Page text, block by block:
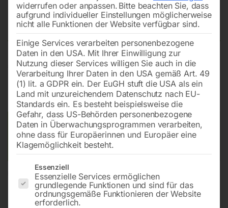
Winkelverbinder W-ST 4 mm
5,40
inkl. MwSt. zzgl.Versandkosten
Lieferzeit:ca. 2 - 3 Tage
Versandkosten Standard (Österreich):€10,00
Bitte beachten Sie: Die Versandkosten gelten für Österreich.
Andere Länder können abweichen.
In den Warenkorb
widerrufen oder anpassen. Bitte beachten Sie, dass
aufgrund individueller Einstellungen möglicherweise
nicht alle Funktionen der Website verfügbar sind.
Einige Services verarbeiten personenbezogene
Daten in den USA. Mit Ihrer Einwilligung zur
Nutzung dieser Services willigen Sie auch in die
Verarbeitung Ihrer Daten in den USA gemäß Art. 49
(1) lit. a GDPR ein. Der EuGH stuft die USA als ein
Land mit unzureichendem Datenschutz nach EU-
Standards ein. Es besteht beispielsweise die
Gefahr, dass US-Behörden personenbezogene
Daten in Überwachungsprogrammen verarbeiten,
ohne dass für Europäerinnen und Europäer eine
Klagemöglichkeit besteht.
Es folgt eine Liste der Service-Gruppen, für die eine
Essenziell
Essenzielle Services ermöglichen
grundlegende Funktionen und sind für das
ordnungsgemäße Funktionieren der Website
erforderlich.